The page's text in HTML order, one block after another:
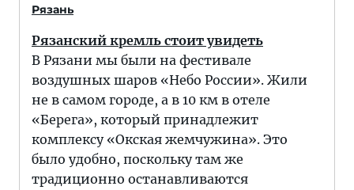
Рязань
Рязанский кремль стоит увидеть
В Рязани мы были на фестивале
воздушных шаров «Небо России». Жили
не в самом городе, а в 10 км в отеле
«Берега», который принадлежит
комплексу «Окская жемчужина». Это
было удобно, поскольку там же
традиционно останавливаются